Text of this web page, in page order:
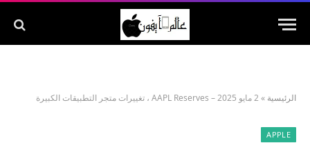
الرئيسية » 2 مايو 2025 – AAPL Reserves ، تغييرات متجر التطبيقات الكبيرة
APPLE